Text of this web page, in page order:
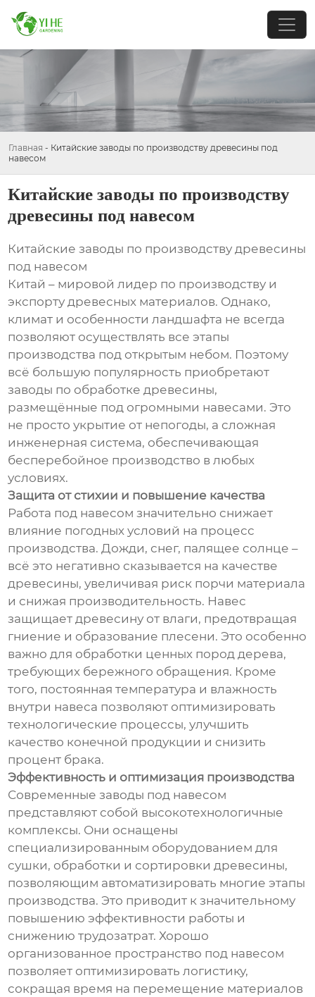
Главная - Китайские заводы по производству древесины под
навесом
Китайские заводы по производству
древесины под навесом
Китайские заводы по производству древесины
под навесом
Китай – мировой лидер по производству и
экспорту древесных материалов. Однако,
климат и особенности ландшафта не всегда
позволяют осуществлять все этапы
производства под открытым небом. Поэтому
всё большую популярность приобретают
заводы по обработке древесины,
размещённые под огромными навесами. Это
не просто укрытие от непогоды, а сложная
инженерная система, обеспечивающая
бесперебойное производство в любых
условиях.
Защита от стихии и повышение качества
Работа под навесом значительно снижает
влияние погодных условий на процесс
производства. Дожди, снег, палящее солнце –
всё это негативно сказывается на качестве
древесины, увеличивая риск порчи материала
и снижая производительность. Навес
защищает древесину от влаги, предотвращая
гниение и образование плесени. Это особенно
важно для обработки ценных пород дерева,
требующих бережного обращения. Кроме
того, постоянная температура и влажность
внутри навеса позволяют оптимизировать
технологические процессы, улучшить
качество конечной продукции и снизить
процент брака.
Эффективность и оптимизация производства
Современные заводы под навесом
представляют собой высокотехнологичные
комплексы. Они оснащены
специализированным оборудованием для
сушки, обработки и сортировки древесины,
позволяющим автоматизировать многие этапы
производства. Это приводит к значительному
повышению эффективности работы и
снижению трудозатрат. Хорошо
организованное пространство под навесом
позволяет оптимизировать логистику,
сокращая время на перемещение материалов